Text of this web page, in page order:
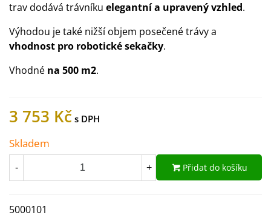
trav dodává trávníku elegantní a upravený vzhled.
Výhodou je také nižší objem posečené trávy a
vhodnost pro robotické sekačky.
Vhodné na 500 m2.
3 753 Kč
Skladem
- + Přidat do košíku
5000101